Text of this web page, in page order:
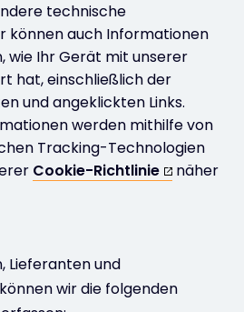
technische
können auch Informationen
wie Ihr Gerät mit unserer
hat, einschließlich der
und angeklickten Links.
werden mithilfe von
Tracking-Technologien
Cookie-Richtlinie
näher
Lieferanten und
wir die folgenden